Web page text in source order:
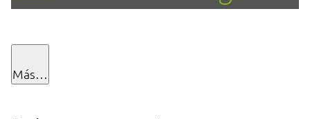
Más…